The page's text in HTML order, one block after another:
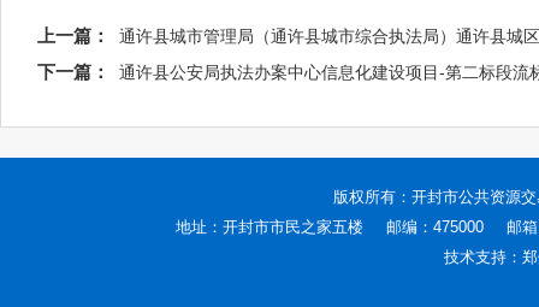
上一篇： 通许县城市管理局（通许县城市综合执法局）通许县城
下一篇： 通许县公安局执法办案中心信息化建设项目-第二标段流
版权所有： 开封市公共资源
地址：开封市市民之家五楼
邮编：475000
邮
技术支持：